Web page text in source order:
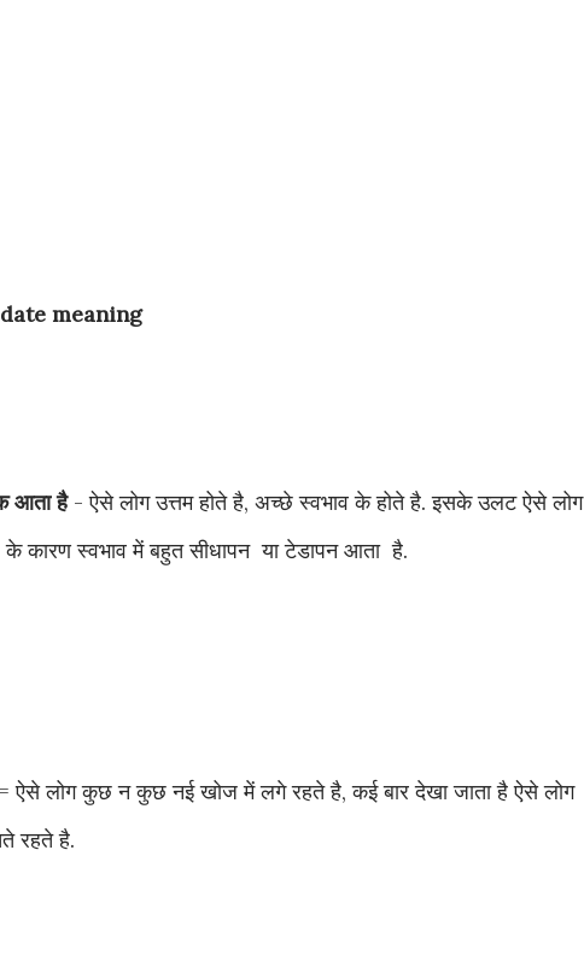
meaning
आता है- ऐसे लोग उत्तम होते है, अच्छे स्वभाव के होते है. इसके उलट ऐसे लोग
कारण स्वभाव में बहुत सीधापन या टेडापन आता है.
ऐसे लोग कुछ न कुछ नई खोज में लगे रहते है, कई बार देखा जाता है ऐसे लोग
रहते है.